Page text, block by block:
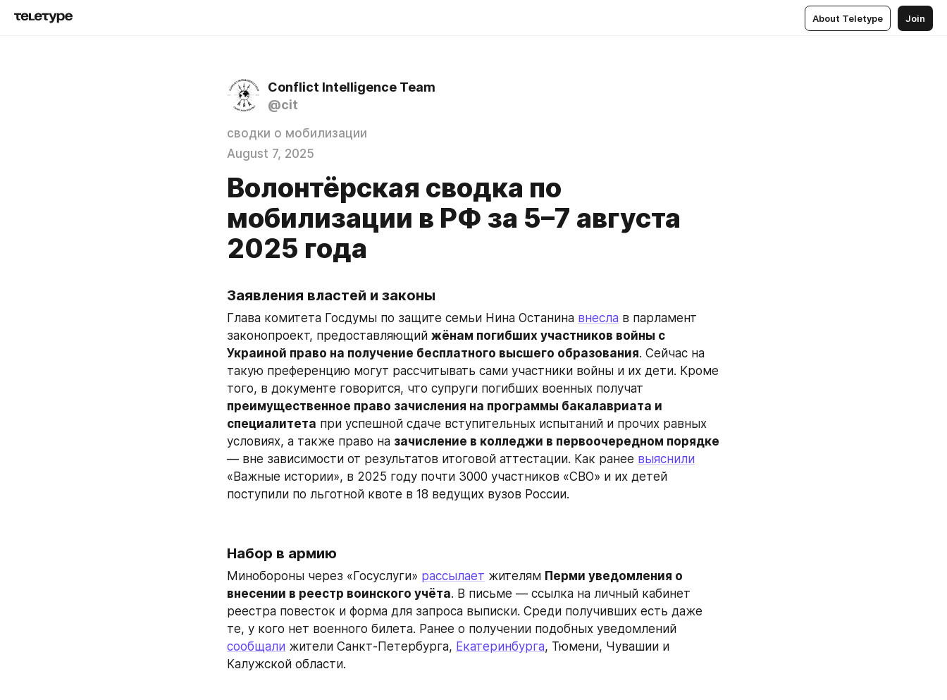
About Teletype Join
Conflict Intelligence Team
@cit
сводки о мобилизации
August 7, 2025
Волонтёрская сводка по
мобилизации в РФ за 5–7 августа
2025 года
Заявления властей и законы
Глава комитета Госдумы по защите семьи Нина Останина внесла в парламент
законопроект, предоставляющий жёнам погибших участников войны с
Украиной право на получение бесплатного высшего образования. Сейчас на
такую преференцию могут рассчитывать сами участники войны и их дети. Кроме
преимущественное право зачисления на программы бакалавриата и
специалитета при успешной сдаче вступительных испытаний и прочих равных
условиях, а также право на зачисление в колледжи в первоочередном порядке
— вне зависимости от результатов итоговой аттестации. Как ранее выяснили
«Важные истории», в 2025 году почти 3000 участников «СВО» и их детей
поступили по льготной квоте в 18 ведущих вузов России.
Набор в армию
Минобороны через «Госуслуги» рассылает жителям Перми уведомления о
внесении в реестр воинского учёта. В письме — ссылка на личный кабинет
реестра повесток и форма для запроса выписки. Среди получивших есть даже
сообщали жители Санкт-Петербурга, Екатеринбурга, Тюмени, Чувашии и
Калужской области.